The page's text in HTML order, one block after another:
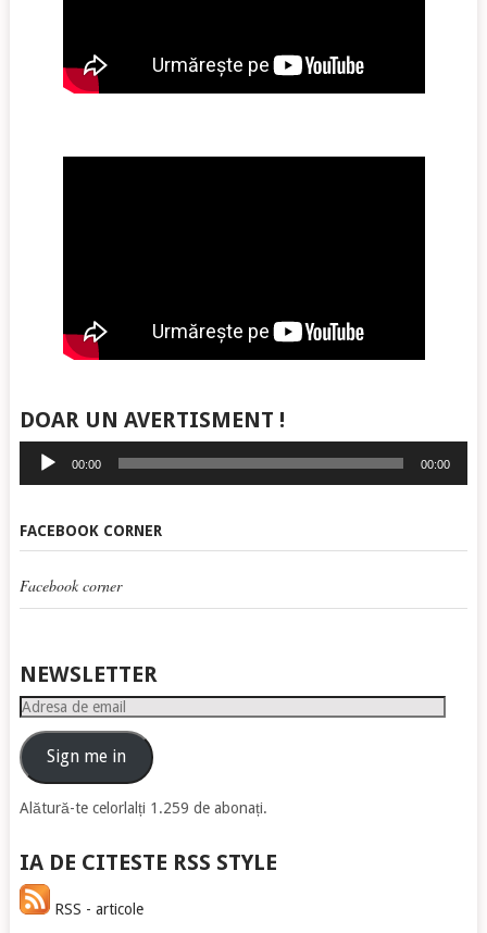
DOAR UN AVERTISMENT !
Player
audio
00:00 00:00
FACEBOOK CORNER
Facebook corner
NEWSLETTER
Adresa
emailSign me in
Alătură-te celorlalți 1.259 de abonați.
IA DE CITESTE RSS STYLE
RSS - articole